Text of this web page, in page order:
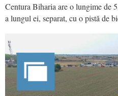
Centura Biharia are o lungime de
a lungul ei, separat, cu o pistă de